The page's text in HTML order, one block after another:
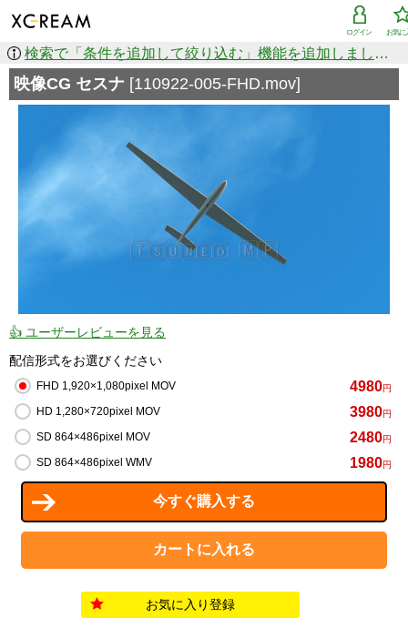
お気に
ログイン
検索で「条件を追加して絞り込む」機能を追加しました！
映像CG セスナ [110922-005-FHD.mov]
👍 ユーザーレビューを見る
配信形式をお選びください
FHD 1,920×1,080pixel MOV 4980円
HD 1,280×720pixel MOV 3980円
SD 864×486pixel MOV 2480円
SD 864×486pixel WMV 1980円
お気に入り登録